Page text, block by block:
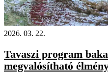
2026. 03. 22.
Tavaszi program
megvalósítható